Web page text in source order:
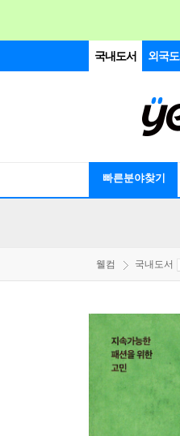
국내도서 외국
빠른분야찾기
웰컴 국내도서